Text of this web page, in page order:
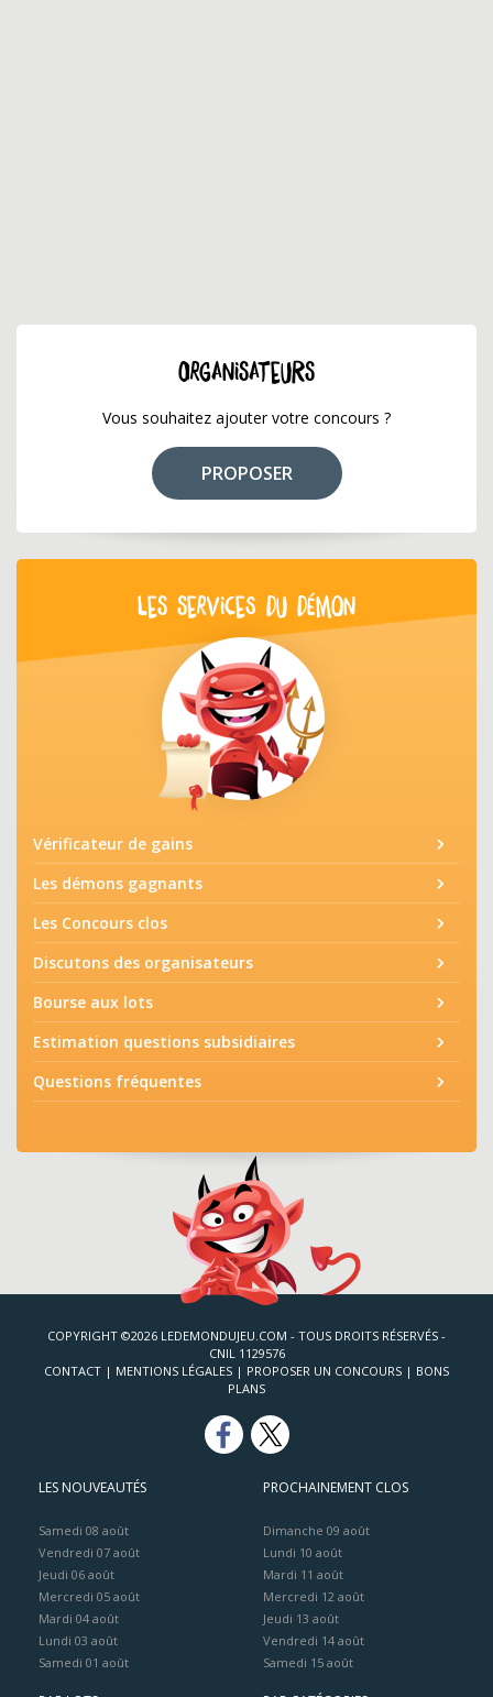
ORGANISATEURS
Vous souhaitez ajouter votre concours ?
PROPOSER
LES SERVICES DU DÉMON
Vérificateur de gains
Les démons gagnants
Les Concours clos
Discutons des organisateurs
Bourse aux lots
Estimation questions subsidiaires
Questions fréquentes
COPYRIGHT ©2026 LEDEMONDUJEU.COM - TOUS DROITS RÉSERVÉS -
CNIL 1129576
CONTACT | MENTIONS LÉGALES | PROPOSER UN CONCOURS | BONS
PLANS
LES NOUVEAUTÉS
Samedi 08 août
Vendredi 07 août
Jeudi 06 août
Mercredi 05 août
Mardi 04 août
Lundi 03 août
Samedi 01 août
PROCHAINEMENT CLOS
Dimanche 09 août
Lundi 10 août
Mardi 11 août
Mercredi 12 août
Jeudi 13 août
Vendredi 14 août
Samedi 15 août